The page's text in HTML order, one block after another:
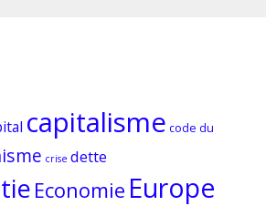
capitalisme code du
crise dette
Economie Europe